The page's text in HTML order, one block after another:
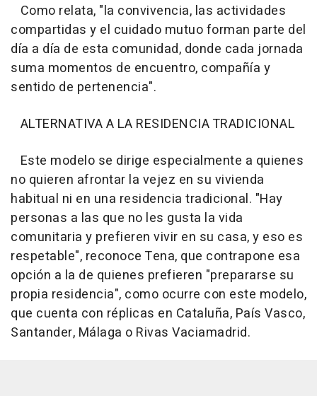
Como relata, "la convivencia, las actividades
compartidas y el cuidado mutuo forman parte del
día a día de esta comunidad, donde cada jornada
suma momentos de encuentro, compañía y
sentido de pertenencia".
ALTERNATIVA A LA RESIDENCIA TRADICIONAL
Este modelo se dirige especialmente a quienes
no quieren afrontar la vejez en su vivienda
habitual ni en una residencia tradicional. "Hay
personas a las que no les gusta la vida
comunitaria y prefieren vivir en su casa, y eso es
respetable", reconoce Tena, que contrapone esa
opción a la de quienes prefieren "prepararse su
propia residencia", como ocurre con este modelo,
que cuenta con réplicas en Cataluña, País Vasco,
Santander, Málaga o Rivas Vaciamadrid.